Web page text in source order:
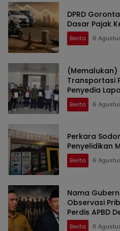
DPRD
Dasar Pajak
Berita 6
(Memalukan)
Transportasi
Penyedia
Berita 6
Perkara
Penyelidikan
Berita 6
Nama
Observasi
Perdis APBD
Berita 6